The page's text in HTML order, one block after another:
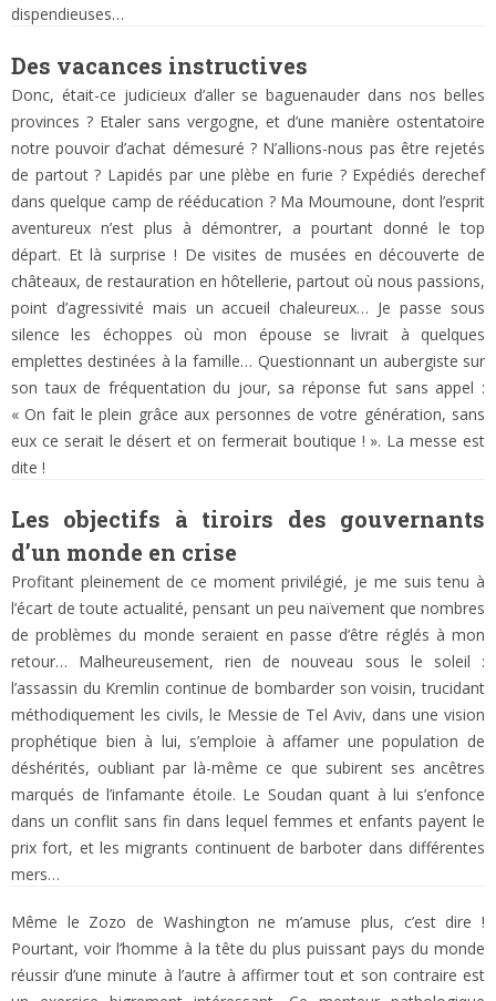
dispendieuses…
Des vacances instructives
Donc, était-ce judicieux d’aller se baguenauder dans nos belles
provinces ? Etaler sans vergogne, et d’une manière ostentatoire
notre pouvoir d’achat démesuré ? N’allions-nous pas être rejetés
de partout ? Lapidés par une plèbe en furie ? Expédiés derechef
dans quelque camp de rééducation ? Ma Moumoune, dont l’esprit
aventureux n’est plus à démontrer, a pourtant donné le top
départ. Et là surprise ! De visites de musées en découverte de
châteaux, de restauration en hôtellerie, partout où nous passions,
point d’agressivité mais un accueil chaleureux… Je passe sous
silence les échoppes où mon épouse se livrait à quelques
emplettes destinées à la famille… Questionnant un aubergiste sur
son taux de fréquentation du jour, sa réponse fut sans appel :
« On fait le plein grâce aux personnes de votre génération, sans
eux ce serait le désert et on fermerait boutique ! ». La messe est
dite !
Les objectifs à tiroirs des gouvernants
d’un monde en crise
Profitant pleinement de ce moment privilégié, je me suis tenu à
l’écart de toute actualité, pensant un peu naïvement que nombres
de problèmes du monde seraient en passe d’être réglés à mon
retour… Malheureusement, rien de nouveau sous le soleil :
l’assassin du Kremlin continue de bombarder son voisin, trucidant
méthodiquement les civils, le Messie de Tel Aviv, dans une vision
prophétique bien à lui, s’emploie à affamer une population de
déshérités, oubliant par là-même ce que subirent ses ancêtres
marqués de l’infamante étoile. Le Soudan quant à lui s’enfonce
dans un conflit sans fin dans lequel femmes et enfants payent le
prix fort, et les migrants continuent de barboter dans différentes
mers…
Même le Zozo de Washington ne m’amuse plus, c’est dire !
Pourtant, voir l’homme à la tête du plus puissant pays du monde
réussir d’une minute à l’autre à affirmer tout et son contraire est